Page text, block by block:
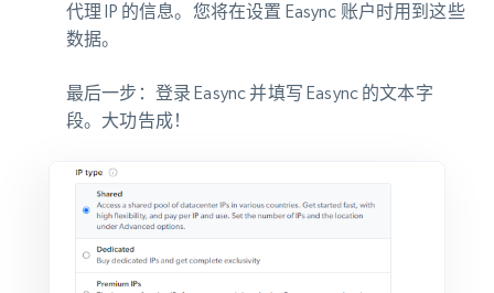
代理 IP 的信息。您将在设置 Easync 账户时用到这些
数据。
最后一步 ：登录 Easync 并填写 Easync 的文本字
段。大功告成！